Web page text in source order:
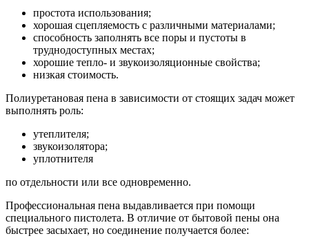
простота использования;
хорошая сцепляемость с различными материалами;
способность заполнять все поры и пустоты в
труднодоступных местах;
хорошие тепло- и звукоизоляционные свойства;
низкая стоимость.
Полиуретановая пена в зависимости от стоящих задач может
выполнять роль:
утеплителя;
звукоизолятора;
уплотнителя
по отдельности или все одновременно.
Профессиональная пена выдавливается при помощи
специального пистолета. В отличие от бытовой пены она
быстрее засыхает, но соединение получается более: